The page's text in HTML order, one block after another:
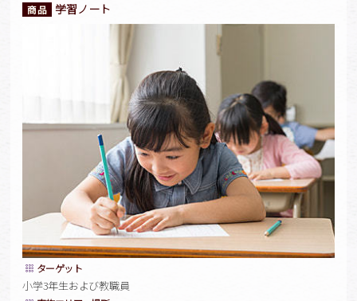
学習ノート
ターゲット
小学3年生および教職員